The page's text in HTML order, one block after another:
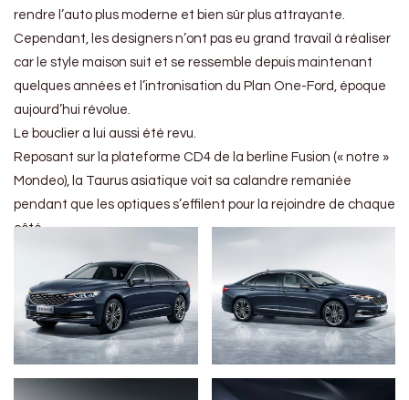
rendre l’auto plus moderne et bien sûr plus attrayante.
Cependant, les designers n’ont pas eu grand travail à réaliser
car le style maison suit et se ressemble depuis maintenant
quelques années et l’intronisation du Plan One-Ford, époque
aujourd’hui révolue.
Le bouclier a lui aussi été revu.
Reposant sur la plateforme CD4 de la berline Fusion (« notre »
Mondeo), la Taurus asiatique voit sa calandre remaniée
pendant que les optiques s’effilent pour la rejoindre de chaque
côté.